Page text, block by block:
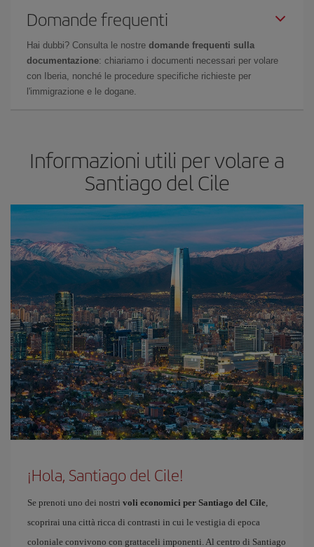
Domande frequenti
Hai dubbi? Consulta le nostre domande frequenti sulla
documentazione: chiariamo i documenti necessari per volare
con Iberia, nonché le procedure specifiche richieste per
l'immigrazione e le dogane.
Informazioni utili per volare a
Santiago del Cile
¡Hola, Santiago del Cile!
Se prenoti uno dei nostri voli economici per Santiago del Cile,
scoprirai una città ricca di contrasti in cui le vestigia di epoca
coloniale convivono con grattaceli imponenti. Al centro di Santiago